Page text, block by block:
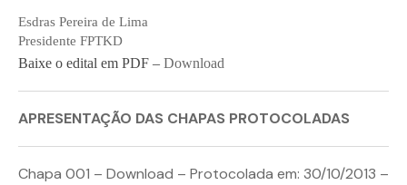
Esdras Pereira de Lima
Presidente FPTKD
Baixe o edital em PDF – Download
APRESENTAÇÃO DAS CHAPAS PROTOCOLADAS
Chapa 001 – Download – Protocolada em: 30/10/2013 –